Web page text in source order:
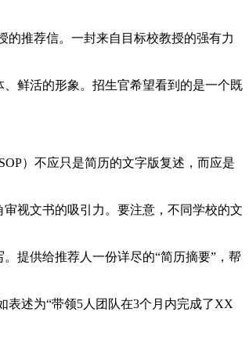
的推荐信。一封来自目标校教授的强有力
鲜活的形象。招生官希望看到的是一个既
）不应只是简历的文字版复述，而应是
视文书的吸引力。要注意，不同学校的文
提供给推荐人一份详尽的“简历摘要”，帮
表述为“带领5人团队在3个月内完成了XX